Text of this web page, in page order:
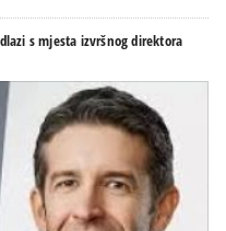
s mjesta izvršnog direktora